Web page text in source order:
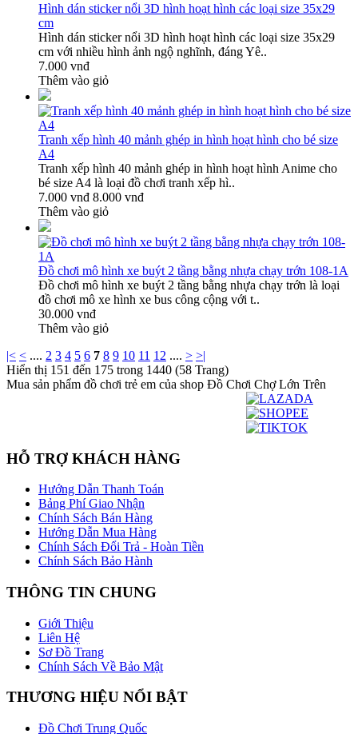
Hình dán sticker nổi 3D hình hoạt hình các loại size 35x29
cm
Hình dán sticker nổi 3D hình hoạt hình các loại size 35x29
cm với nhiều hình ảnh ngộ nghĩnh, đáng Yê..
7.000 vnđ
Thêm vào giỏ
Tranh xếp hình 40 mảnh ghép in hình hoạt hình cho bé size
A4
Tranh xếp hình 40 mảnh ghép in hình hoạt hình Anime cho
bé size A4 là loại đồ chơi tranh xếp hì..
7.000 vnđ 8.000 vnđ
Thêm vào giỏ
Đồ chơi mô hình xe buýt 2 tầng bằng nhựa chạy trớn 108-1A
Đồ chơi mô hình xe buýt 2 tầng bằng nhựa chạy trớn là loại
đồ chơi mô xe hình xe bus công cộng với t..
30.000 vnđ
Thêm vào giỏ
|< < .... 2 3 4 5 6 7 8 9 10 11 12 .... > >|
Hiển thị 151 đến 175 trong 1440 (58 Trang)
Mua sản phẩm đồ chơi trẻ em của shop Đồ Chơi Chợ Lớn Trên
HỖ TRỢ KHÁCH HÀNG
Hướng Dẫn Thanh Toán
Bảng Phí Giao Nhận
Chính Sách Bán Hàng
Hướng Dẫn Mua Hàng
Chính Sách Đổi Trả - Hoàn Tiền
Chính Sách Bảo Hành
THÔNG TIN CHUNG
Giới Thiệu
Liên Hệ
Sơ Đồ Trang
Chính Sách Về Bảo Mật
THƯƠNG HIỆU NỔI BẬT
Đồ Chơi Trung Quốc